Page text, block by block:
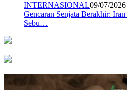
INTERNASIONAL09/07/2026
Gencaran Senjata Berakhir:
Sebu…